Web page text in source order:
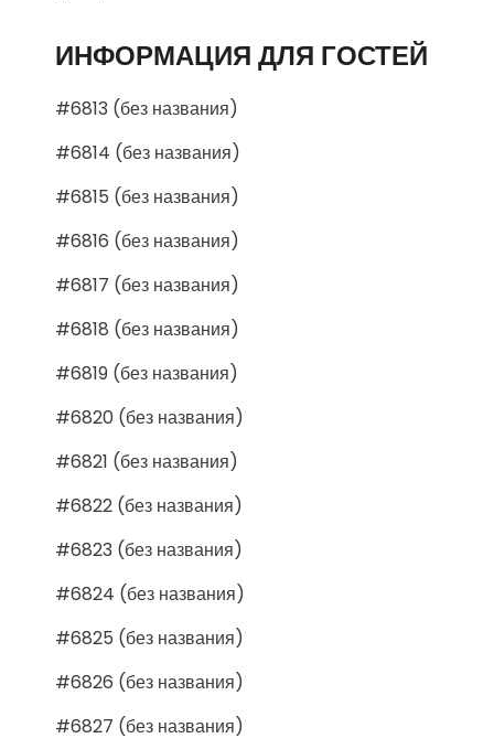
ИНФОРМАЦИЯ ДЛЯ ГОСТЕЙ
#6813 (без названия)
#6814 (без названия)
#6815 (без названия)
#6816 (без названия)
#6817 (без названия)
#6818 (без названия)
#6819 (без названия)
#6820 (без названия)
#6821 (без названия)
#6822 (без названия)
#6823 (без названия)
#6824 (без названия)
#6825 (без названия)
#6826 (без названия)
#6827 (без названия)